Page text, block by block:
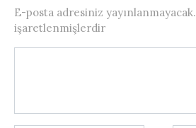
E-posta adresiniz yayınlanmayacak.
işaretlenmişlerdir